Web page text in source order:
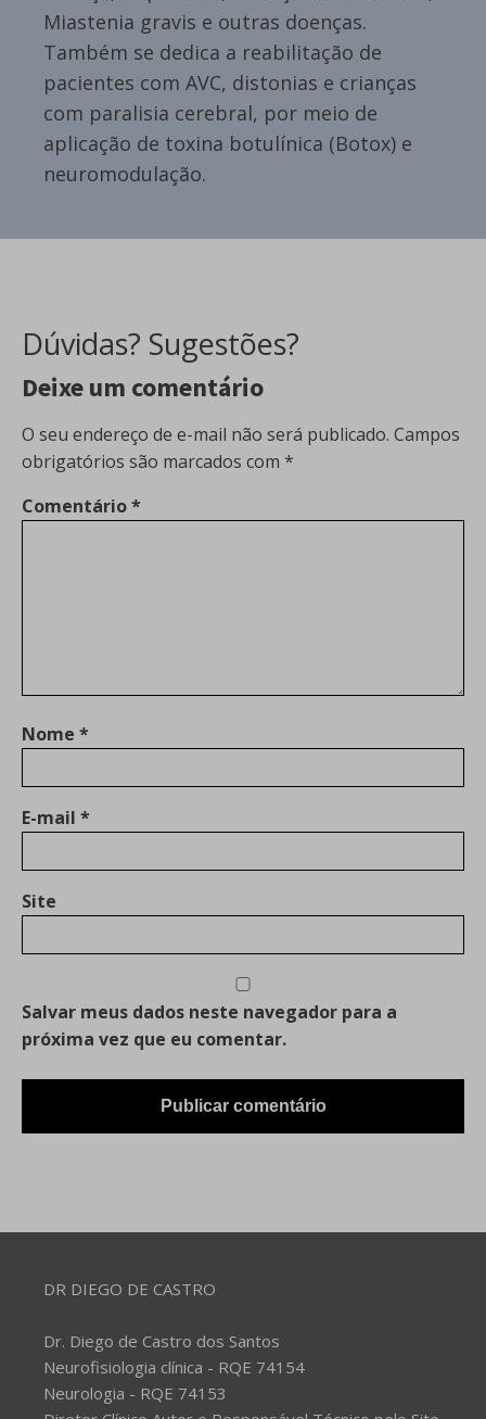
Miastenia gravis e outras doenças.
Também se dedica a reabilitação de
pacientes com AVC, distonias e crianças
com paralisia cerebral, por meio de
aplicação de toxina botulínica (Botox) e
neuromodulação.
Dúvidas? Sugestões?
Deixe um comentário
O seu endereço de e-mail não será publicado. Campos
obrigatórios são marcados com *
Comentário*
Nome *
E-mail *
Site
Salvar meus dados neste navegador para a
próxima vez que eu comentar.
DR DIEGO DE CASTRO
Dr. Diego de Castro dos Santos
Neurofisiologia clínica - RQE 74154
Neurologia - RQE 74153